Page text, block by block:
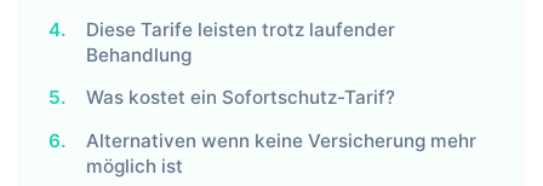
4.
Diese Tarife leisten trotz laufender
Behandlung
5.
Was kostet ein Sofortschutz-Tarif?
6.
Alternativen wenn keine Versicherung mehr
möglich ist